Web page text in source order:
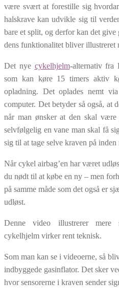
være svært at forestille sig
halskrave kan udvikle sig til
bare et split, og derfor kan det
dens funktionalitet bliver illustreret
Det nye cykelhjelm-alternativ fra
som kan køre 15 timers aktiv
opladning. Det oplades nemt
computer. Det betyder så også, at
når man ønsker at den skal
selvfølgelig en vane man skal få
sig til at tage selve kraven på
Når cykel airbag’en har været
du nødt til at købe en ny – men
på samme måde som det også er
udløst.
Denne video illustrerer mere
cykelhjelm virker rent teknisk.
Som man kan se i videoerne, så
indbyggede gasinflator. Det sker
hvor sensorerne i kraven sender